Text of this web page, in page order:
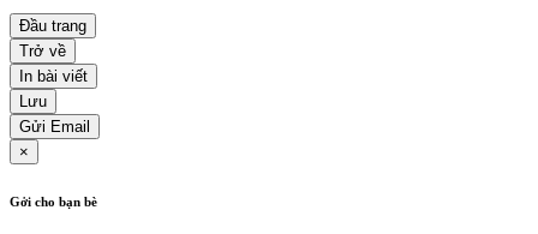
Đầu trang
Trở về
In bài viết
Lưu
Gửi Email
×
Gởi cho bạn bè